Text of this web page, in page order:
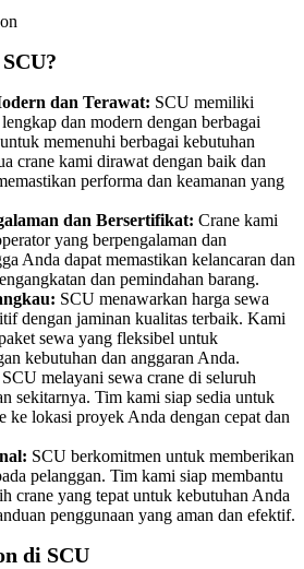
dan Terawat: SCU memiliki
dan modern dengan berbagai
memenuhi berbagai kebutuhan
crane kami dirawat dengan baik dan
performa dan keamanan yang
dan Bersertifikat: Crane kami
yang berpengalaman dan
Anda dapat memastikan kelancaran dan
dan pemindahan barang.
SCU menawarkan harga sewa
dengan jaminan kualitas terbaik. Kami
sewa yang fleksibel untuk
kebutuhan dan anggaran Anda.
SCU melayani sewa crane di seluruh
sekitarnya. Tim kami siap sedia untuk
ke lokasi proyek Anda dengan cepat dan
SCU berkomitmen untuk memberikan
pelanggan. Tim kami siap membantu
crane yang tepat untuk kebutuhan Anda
penggunaan yang aman dan efektif.
di SCU